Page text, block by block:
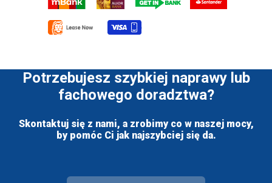
Potrzebujesz szybkiej naprawy lub
fachowego doradztwa?
Skontaktuj się z nami, a zrobimy co w naszej mocy,
by pomóc Ci jak najszybciej się da.